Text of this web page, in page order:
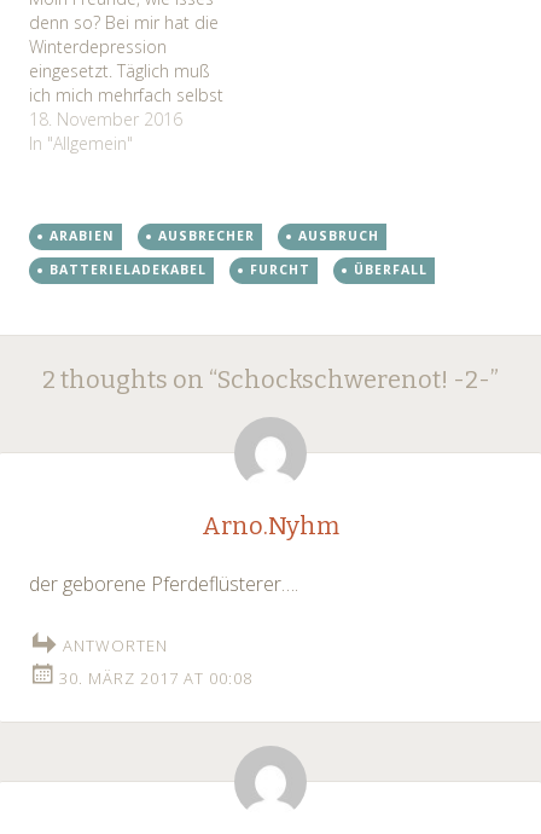
denn so? Bei mir hat die
Winterdepression
eingesetzt. Täglich muß
ich mich mehrfach selbst
aus dem Koma holen. Der
Winterschlaf übermannt
sollte natürlich erledigt
werden. Essen, Trinken
und so. Ich habe eine
18. November 2016
In "Allgemein"
ARABIEN AUSBRECHER
AUSBRUCH
BATTERIELADEKABEL
FURCHT ÜBERFALL
Post
navigation
2 thoughts on “Schockschwerenot! -2-”
Arno.Nyhm
der geborene Pferdeflüsterer….
ANTWORTEN
30. MÄRZ 2017 AT 00:08